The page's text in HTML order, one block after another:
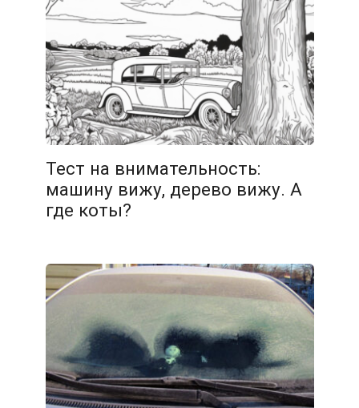
06.02.2026
Тест на внимательность:
машину вижу, дерево вижу. А
где коты?